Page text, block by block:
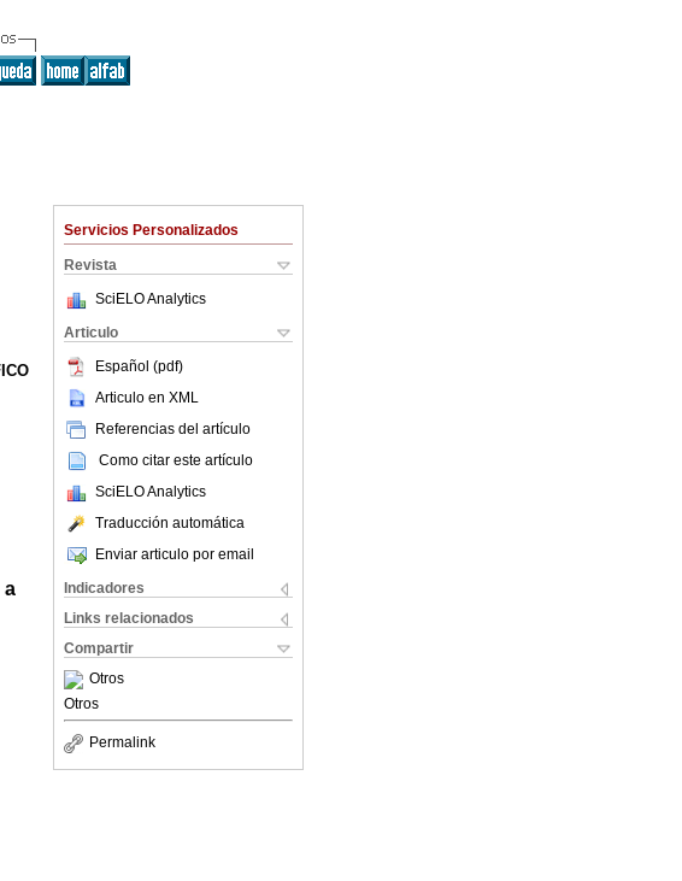
Servicios Personalizados
Revista
SciELO Analytics
Articulo
Español (pdf)
Articulo en XML
Referencias del artículo
Como citar este artículo
SciELO Analytics
Traducción automática
Enviar articulo por email
Indicadores
Links relacionados
Compartir
Otros
Otros
Permalink
a